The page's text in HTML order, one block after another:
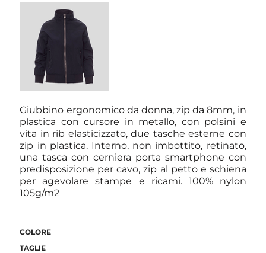
Giubbino ergonomico da donna, zip da 8mm, in
plastica con cursore in metallo, con polsini e
vita in rib elasticizzato, due tasche esterne con
zip in plastica. Interno, non imbottito, retinato,
una tasca con cerniera porta smartphone con
predisposizione per cavo, zip al petto e schiena
per agevolare stampe e ricami. 100% nylon
105g/m2
COLORE
TAGLIE